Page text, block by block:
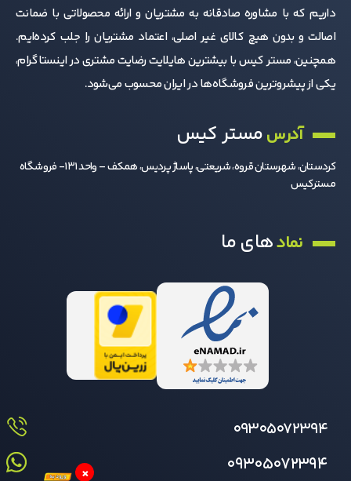
داریم که با مشاوره صادقانه به مشتریان و ارائه محصولاتی با ضمانت
اصالت و بدون هیچ کالای غیر اصلی، اعتماد مشتریان را جلب کرده‌ایم.
همچنین، مستر کیس با بیشترین هایلایت رضایت مشتری در اینستاگرام،
یکی از پیشروترین فروشگاه‌ها در ایران محسوب می‌شود.
آدرسمستر کیس
کردستان، شهرستان قروه، شریعتی، پاساژ پردیس، همکف – واحد 131- فروشگاه
مسترکیس
نمادهای ما
09305072394
09305072394
×